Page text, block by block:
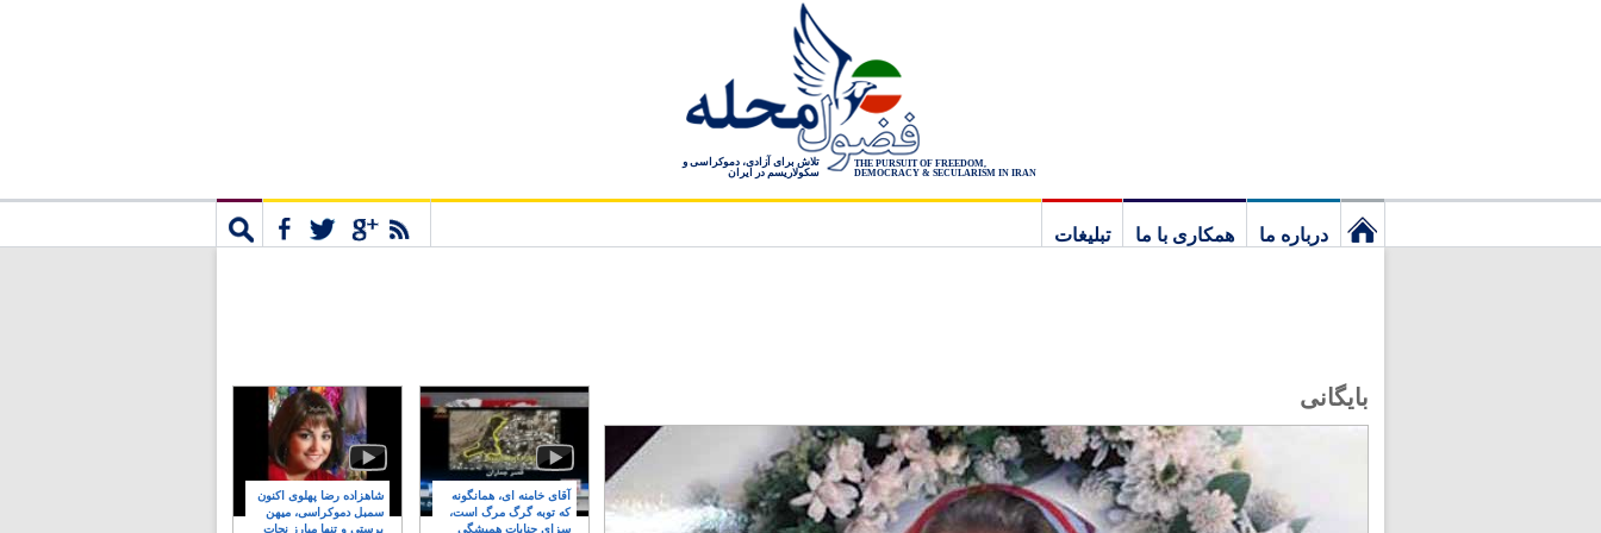
THE PURSUIT OF FREEDOM,
DEMOCRACY & SECULARISM IN IRAN
تلاش برای آزادی، دموکراسی و
سکولاریسم در ایران
درباره ما همکاری با ما
تبلیغات
بایگانی
شاهزاده رضا پهلوی اکنون
سمبل دموکراسی، میهن
پرستی و تنها مبارز نجات
آقای خامنه ای، همانگونه
که توبه گرگ مرگ است،
سزای جنایات همیشگی